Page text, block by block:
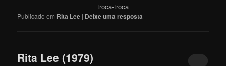
troca-troca
Publicado em Rita Lee | Deixe uma resposta
Rita Lee (1979)